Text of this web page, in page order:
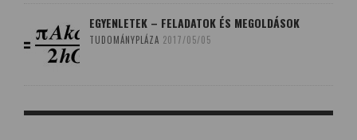
EGYENLETEK – FELADATOK ÉS MEGOLDÁSOK
TUDOMÁNYPLÁZA 2017/05/05